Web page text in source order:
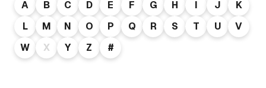
A B C D E F G H I J
K
L
M N O P Q R S T U
V
W
X Y Z #